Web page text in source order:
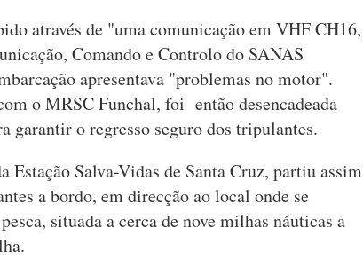
através de "uma comunicação em VHF CH16,
Comando e Controlo do SANAS
apresentava "problemas no motor".
o MRSC Funchal, foi então desencadeada
garantir o regresso seguro dos tripulantes.
Estação Salva-Vidas de Santa Cruz, partiu assim
a bordo, em direcção ao local onde se
situada a cerca de nove milhas náuticas a